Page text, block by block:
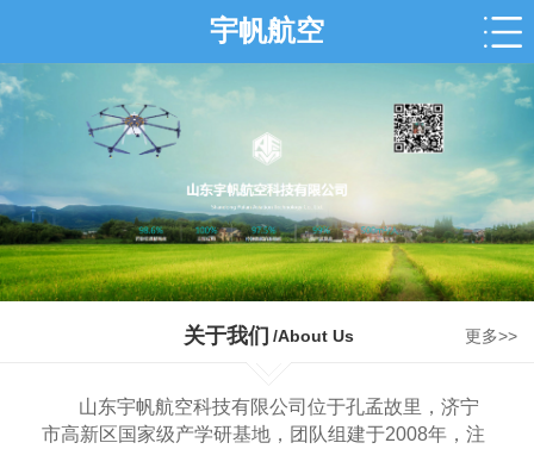
宇帆航空
关于我们 /About Us 更多>>
山东宇帆航空科技有限公司位于孔孟故里，济宁
市高新区国家级产学研基地，团队组建于2008年，注